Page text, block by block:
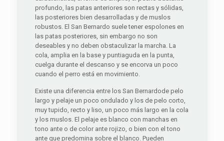
profundo, las patas anteriores son rectas y sólidas,
las posteriores bien desarrolladas y de muslos
robustos. El San Bernardo suele tener espolones en
las patas posteriores, sin embargo no son
deseables y no deben obstaculizar la marcha. La
cola, amplia en la base y puntiaguda en la punta,
cuelga durante el descanso y se encorva un poco
cuando el perro está en movimiento.
Existe una diferencia entre los San Bernardode pelo
largo y pelaje un poco ondulado y los de pelo corto,
muy tupido, recto y liso, un poco más largo en la cola
y los muslos. El pelaje es blanco con manchas en
tono ante o de color ante rojizo, o bien con el tono
ante que predomina sobre el blanco. Pueden